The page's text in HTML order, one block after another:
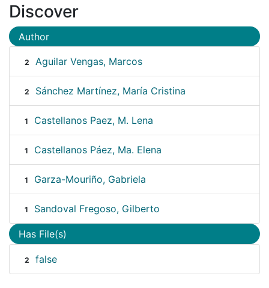
Discover
Author
2 Aguilar Vengas, Marcos
2 Sánchez Martínez, María Cristina
1 Castellanos Paez, M. Lena
1 Castellanos Páez, Ma. Elena
1 Garza-Mouriño, Gabriela
1 Sandoval Fregoso, Gilberto
Has File(s)
2 false